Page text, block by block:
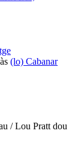
(lo) Cabanar
/ Lou Pratt dou